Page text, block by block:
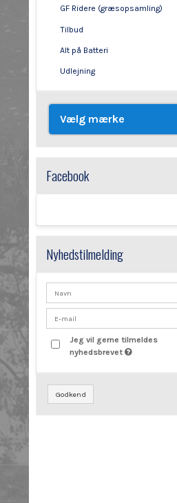
GF Ridere (græsopsamling)
Tilbud
Alt på Batteri
Udlejning
Facebook
Nyhedstilmelding
Jeg vil gerne tilmeldes
nyhedsbrevet
Godkend